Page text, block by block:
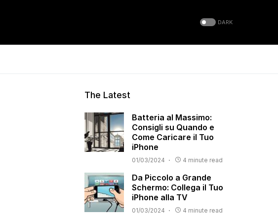
DARK
The Latest
Batteria al Massimo:
Consigli su Quando e
Come Caricare il Tuo
iPhone
01/03/2024 4 minute read
Da Piccolo a Grande
Schermo: Collega il Tuo
iPhone alla TV
01/03/2024 4 minute read